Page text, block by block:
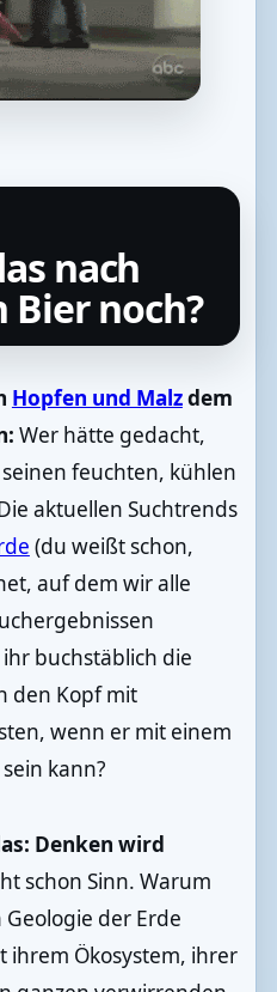
nach
noch?
Hopfen und Malzdem
Wer hätte gedacht,
feuchten, kühlen
aktuellen Suchtrends
(du weißt schon,
auf dem wir alle
buchstäblich die
den Kopf mit
wenn er mit einem
kann?
Denken wird
schon Sinn. Warum
der Erde
ihrem Ökosystem, ihrer